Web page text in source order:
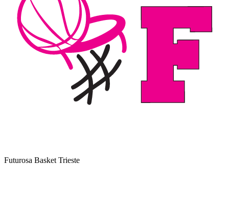
Futurosa Basket Trieste